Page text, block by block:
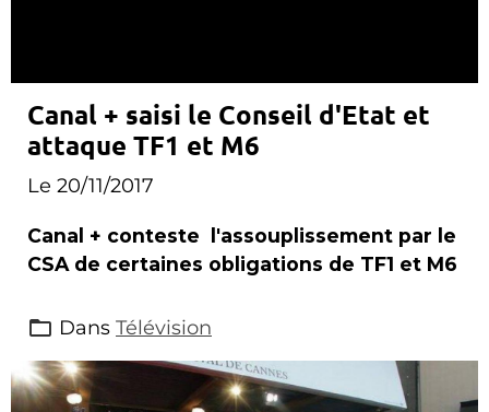
Canal + saisi le Conseil d'Etat et
attaque TF1 et M6
Le 20/11/2017
Canal + conteste l'assouplissement par le
CSA de certaines obligations de TF1 et M6
Dans Télévision